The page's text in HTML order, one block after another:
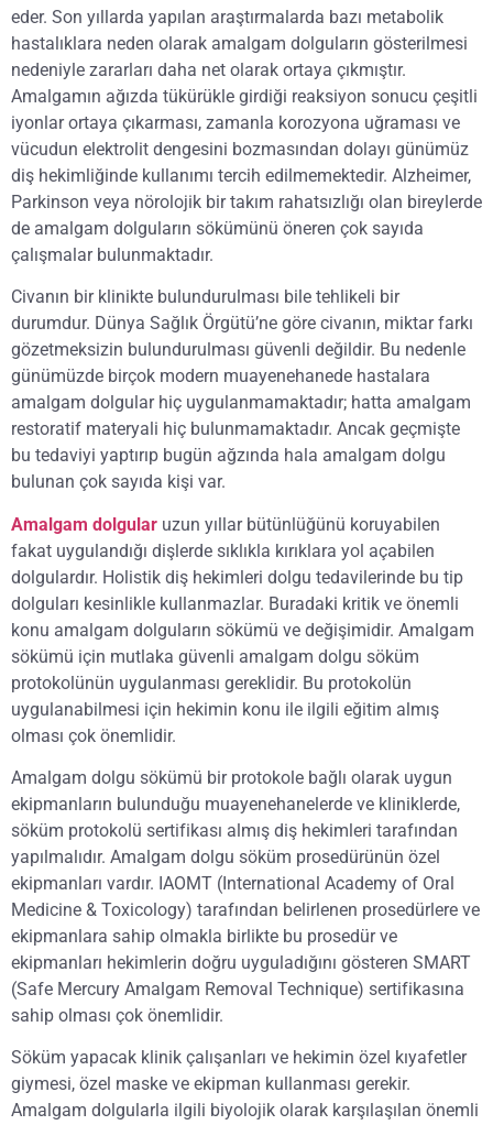
eder. Son yıllarda yapılan araştırmalarda bazı metabolik
hastalıklara neden olarak amalgam dolguların gösterilmesi
nedeniyle zararları daha net olarak ortaya çıkmıştır.
Amalgamın ağızda tükürükle girdiği reaksiyon sonucu çeşitli
iyonlar ortaya çıkarması, zamanla korozyona uğraması ve
vücudun elektrolit dengesini bozmasından dolayı günümüz
diş hekimliğinde kullanımı tercih edilmemektedir. Alzheimer,
Parkinson veya nörolojik bir takım rahatsızlığı olan bireylerde
de amalgam dolguların sökümünü öneren çok sayıda
çalışmalar bulunmaktadır.
Civanın bir klinikte bulundurulması bile tehlikeli bir
durumdur. Dünya Sağlık Örgütü’ne göre civanın, miktar farkı
gözetmeksizin bulundurulması güvenli değildir. Bu nedenle
günümüzde birçok modern muayenehanede hastalara
amalgam dolgular hiç uygulanmamaktadır; hatta amalgam
restoratif materyali hiç bulunmamaktadır. Ancak geçmişte
bu tedaviyi yaptırıp bugün ağzında hala amalgam dolgu
bulunan çok sayıda kişi var.
Amalgam dolgular uzun yıllar bütünlüğünü koruyabilen
fakat uygulandığı dişlerde sıklıkla kırıklara yol açabilen
dolgulardır. Holistik diş hekimleri dolgu tedavilerinde bu tip
dolguları kesinlikle kullanmazlar. Buradaki kritik ve önemli
konu amalgam dolguların sökümü ve değişimidir. Amalgam
sökümü için mutlaka güvenli amalgam dolgu söküm
protokolünün uygulanması gereklidir. Bu protokolün
uygulanabilmesi için hekimin konu ile ilgili eğitim almış
olması çok önemlidir.
Amalgam dolgu sökümü bir protokole bağlı olarak uygun
ekipmanların bulunduğu muayenehanelerde ve kliniklerde,
söküm protokolü sertifikası almış diş hekimleri tarafından
yapılmalıdır. Amalgam dolgu söküm prosedürünün özel
ekipmanları vardır. IAOMT (International Academy of Oral
Medicine & Toxicology) tarafından belirlenen prosedürlere ve
ekipmanlara sahip olmakla birlikte bu prosedür ve
ekipmanları hekimlerin doğru uyguladığını gösteren SMART
(Safe Mercury Amalgam Removal Technique) sertifikasına
sahip olması çok önemlidir.
Söküm yapacak klinik çalışanları ve hekimin özel kıyafetler
giymesi, özel maske ve ekipman kullanması gerekir.
Amalgam dolgularla ilgili biyolojik olarak karşılaşılan önemli